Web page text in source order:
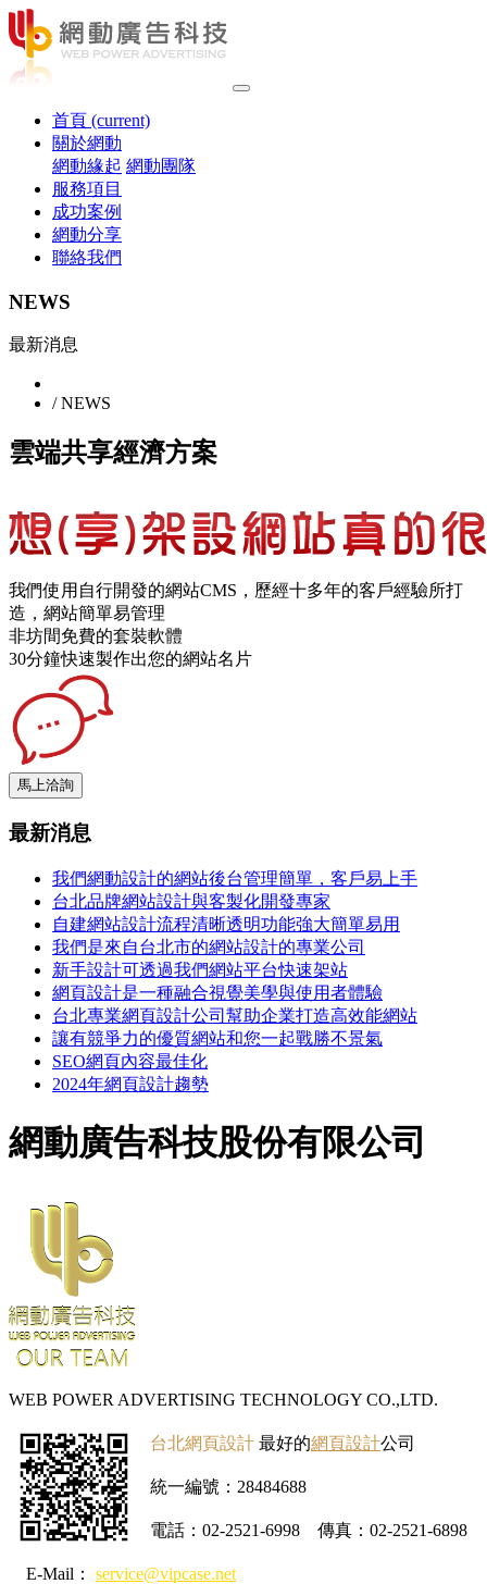
首頁 (current)
關於網動
網動緣起 網動團隊
服務項目
成功案例
網動分享
聯絡我們
NEWS
最新消息
/ NEWS
雲端共享經濟方案
我們使用自行開發的網站CMS，歷經十多年的客戶經驗所打
造，網站簡單易管理
非坊間免費的套裝軟體
30分鐘快速製作出您的網站名片
最新消息
我們網動設計的網站後台管理簡單，客戶易上手
台北品牌網站設計與客製化開發專家
自建網站設計流程清晰透明功能強大簡單易用
我們是來自台北市的網站設計的專業公司
新手設計可透過我們網站平台快速架站
網頁設計是一種融合視覺美學與使用者體驗
台北專業網頁設計公司幫助企業打造高效能網站
讓有競爭力的優質網站和您一起戰勝不景氣
SEO網頁內容最佳化
2024年網頁設計趨勢
網動廣告科技股份有限公司
WEB POWER ADVERTISING TECHNOLOGY CO.,LTD.
台北網頁設計 最好的網頁設計公司
統一編號：28484688
電話：02-2521-6998 傳真：02-2521-6898
E-Mail： service@vipcase.net